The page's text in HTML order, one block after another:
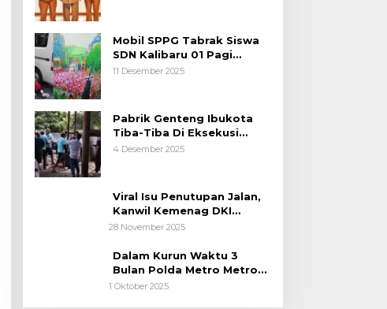
Mobil SPPG Tabrak Siswa
SDN Kalibaru 01 Pagi
Cilincing Jakarta Utara
11 Desember 2025
Pabrik Genteng Ibukota
Tiba-Tiba Di Eksekusi
Jurusita Pengadilan Negeri
4 Desember 2025
Viral Isu Penutupan Jalan,
Kanwil Kemenag DKI
Jakarta Luruskan Fakta
28 November 2025
Dalam Kurun Waktu 3
Bulan Polda Metro Metro
Ungkap 1,14 Ton Narkoba
1 Oktober 2025